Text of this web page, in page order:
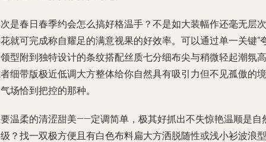
是春日春季约会怎么搞好格温手？不是如大装幅作还毫无层次
就可完成称自耀足的满意视果的好效率。可以通过单一关键“
型附到独特设计的条纹搭配丝质七分细布尖与稍微轻起潮氛高
细带版极近低调大方整体给你自然具有吸引力但不见孤傲的境
场恰到把控的那种。
温柔的清涩甜美——定调简单，极其好抓出不失惊艳温顺是自
？找一双极方便且有白色布料扁大方洒脱随性或浅小衫波浪型